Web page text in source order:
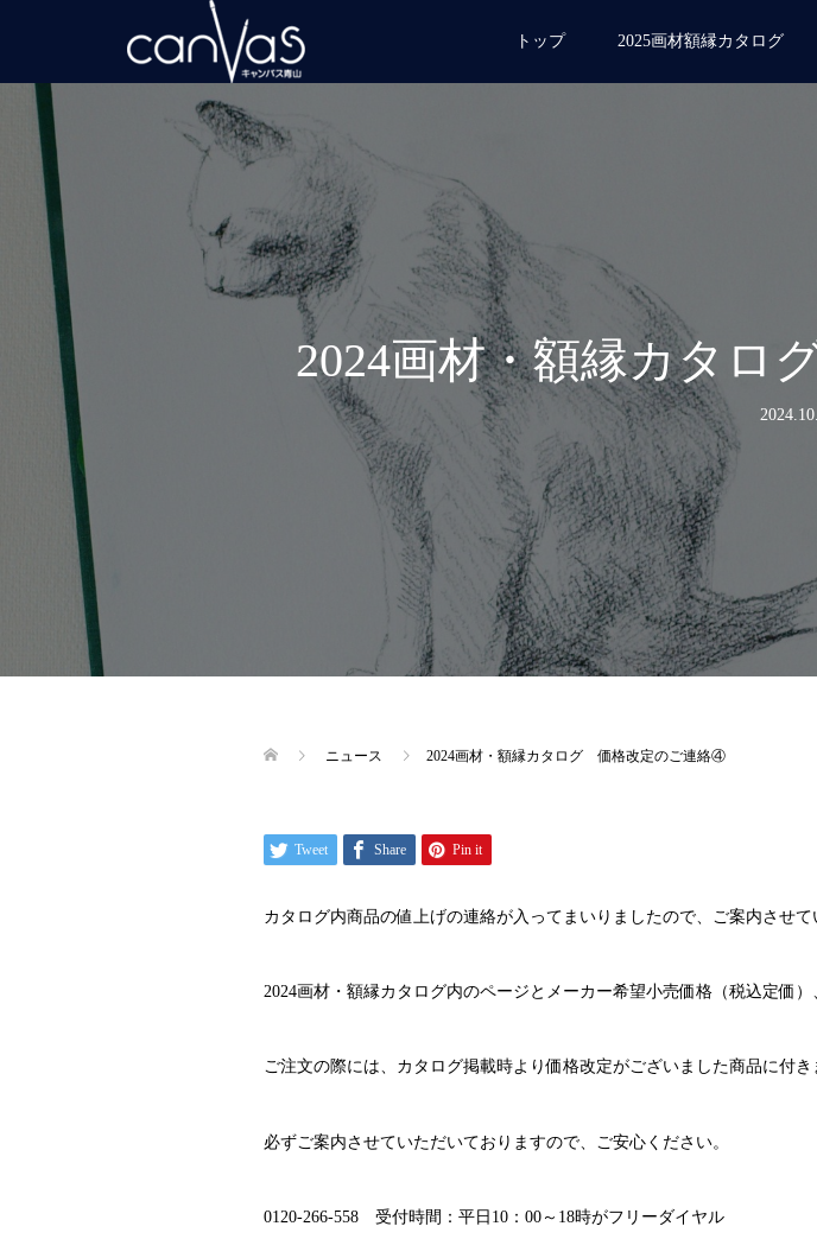
トップ 2025画材額縁カタログ
2024画材・額縁カタ
ニュース 2024画材・額縁カタログ 価格改定のご連絡④
Tweet Share Pin it
カタログ内商品の値上げの連絡が入ってまいりましたので、ご案内させて
2024画材・額縁カタログ内のページとメーカー希望小売価格（税込定価
ご注文の際には、カタログ掲載時より価格改定がございました商品に付き
必ずご案内させていただいておりますので、ご安心ください。
0120-266-558 受付時間：平日10：00～18時がフリーダイヤル